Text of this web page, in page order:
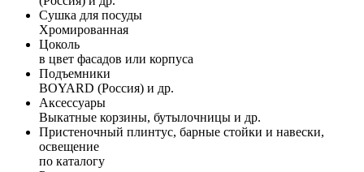
Сушка для посуды
Хромированная
Цоколь
в цвет фасадов или корпуса
Подъемники
BOYARD (Россия) и др.
Аксессуары
Выкатные корзины, бутылочницы и др.
Пристеночный плинтус, барные стойки и навески,
освещение
по каталогу